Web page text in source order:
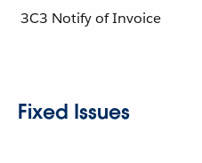
3C3 Notify of Invoice
Fixed Issues